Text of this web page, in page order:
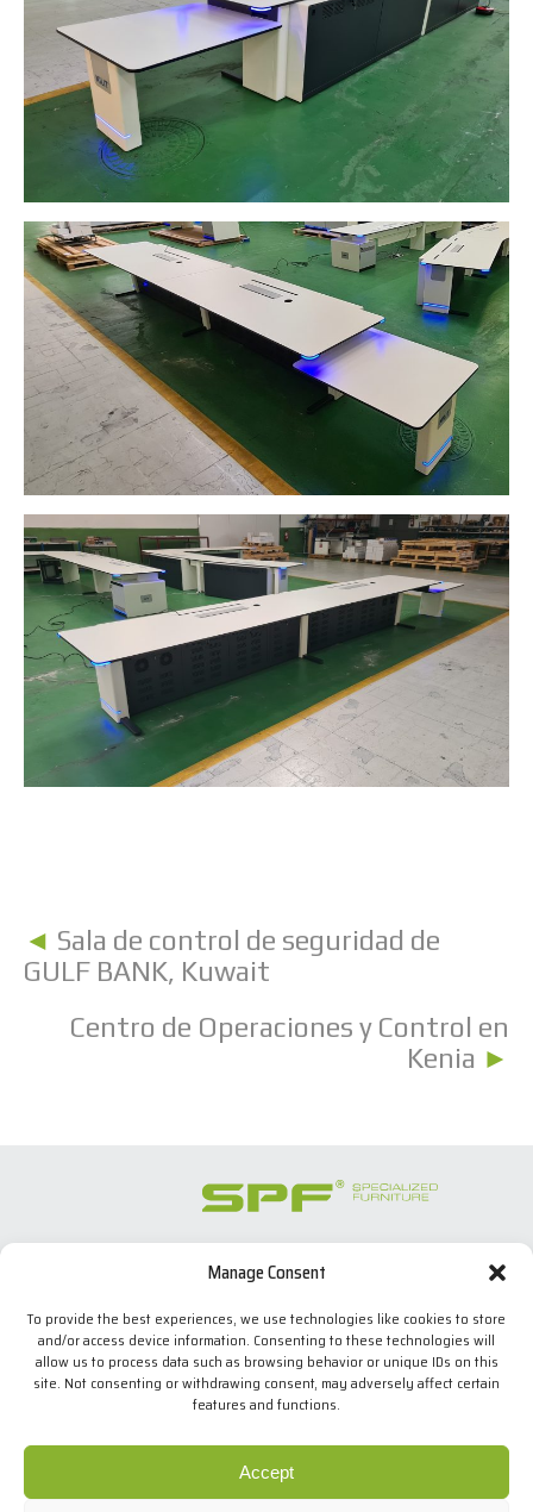
Manage Consent
To provide the best experiences, we use technologies like cookies to store
and/or access device information. Consenting to these technologies will
allow us to process data such as browsing behavior or unique IDs on this
site. Not consenting or withdrawing consent, may adversely affect certain
features and functions.
Accept
◄ Sala de control de seguridad de
GULF BANK, Kuwait
Centro de Operaciones y Control en
Kenia ►
SPECIALIZED FURNITURE SL
08700 Igualada, BARCELONA (Spain)
Tel. +34 938 524 970
info(at)spfconsoles.com
Política de cookies
Política de privacidad
Utilizamos cookies propias y de terceros para mejorar
nuestros servicios y mostrarle publicidad relacionada con
sus preferencias mediante el análisis de sus hábitos de
navegación. Si continúa navegando, consideramos que